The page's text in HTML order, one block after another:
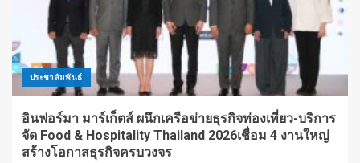
ประชาสัมพันธ์
อินฟอร์มา มาร์เก็ตส์ ผนึกเครือข่ายธุรกิจท่องเที่ยว-บริการ
จัด Food & Hospitality Thailand 2026เชื่อม 4 งานใหญ่
สร้างโอกาสธุรกิจครบวงจร